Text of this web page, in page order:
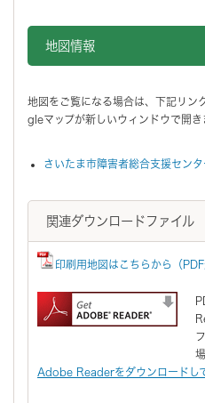
地図情報
地図をご覧になる場合は、下記リン
gleマップが新しいウィンドウで開き
さいたま市障害者総合支援センタ
関連ダウンロードファイル
印刷用地図はこちらから（
Adobe Readerをダウンロードし